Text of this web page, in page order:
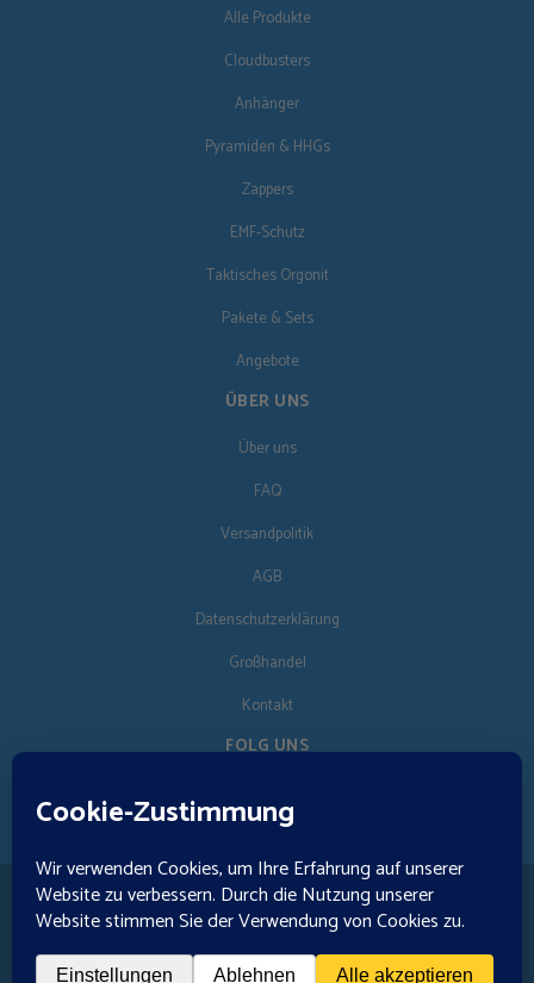
Alle Produkte
Cloudbusters
Anhänger
Pyramiden & HHGs
Zappers
EMF-Schutz
Taktisches Orgonit
Pakete & Sets
Angebote
ÜBER UNS
Über uns
FAQ
Versandpolitik
AGB
Datenschutzerklärung
Großhandel
Kontakt
FOLG UNS
DE